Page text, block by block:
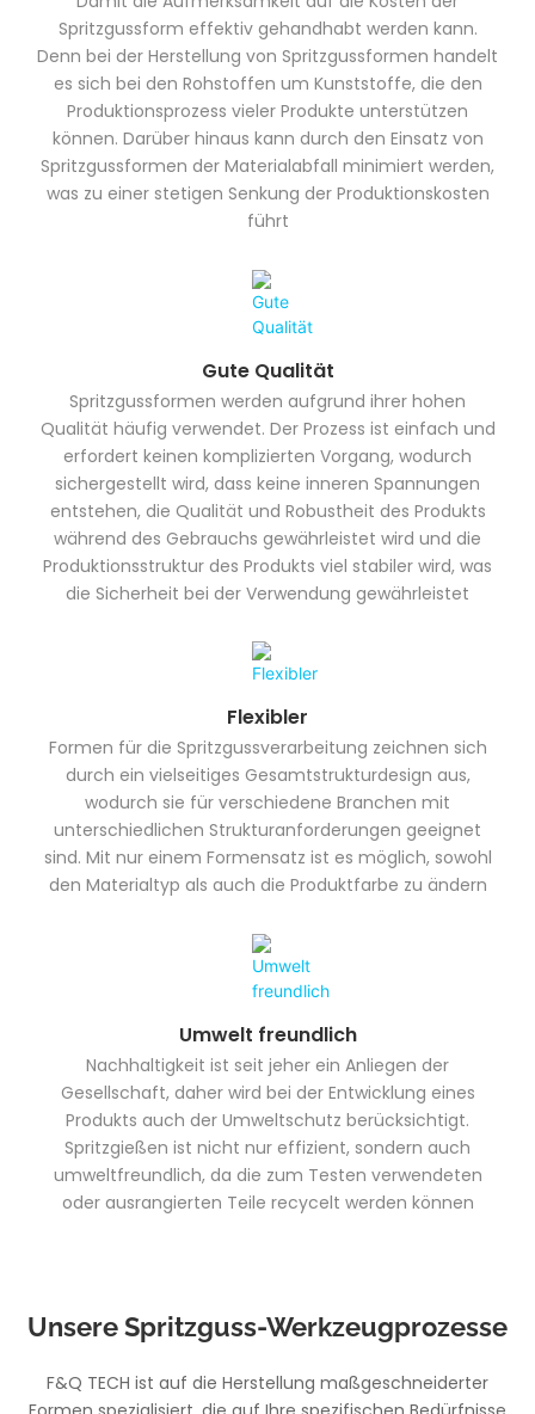
Spritzgussform effektiv gehandhabt werden kann.
Denn bei der Herstellung von Spritzgussformen handelt
es sich bei den Rohstoffen um Kunststoffe, die den
Produktionsprozess vieler Produkte unterstützen
können. Darüber hinaus kann durch den Einsatz von
Spritzgussformen der Materialabfall minimiert werden,
was zu einer stetigen Senkung der Produktionskosten
führt
Gute Qualität
Spritzgussformen werden aufgrund ihrer hohen
Qualität häufig verwendet. Der Prozess ist einfach und
erfordert keinen komplizierten Vorgang, wodurch
sichergestellt wird, dass keine inneren Spannungen
entstehen, die Qualität und Robustheit des Produkts
während des Gebrauchs gewährleistet wird und die
Produktionsstruktur des Produkts viel stabiler wird, was
die Sicherheit bei der Verwendung gewährleistet
Flexibler
Formen für die Spritzgussverarbeitung zeichnen sich
durch ein vielseitiges Gesamtstrukturdesign aus,
wodurch sie für verschiedene Branchen mit
unterschiedlichen Strukturanforderungen geeignet
sind. Mit nur einem Formensatz ist es möglich, sowohl
den Materialtyp als auch die Produktfarbe zu ändern
Umwelt freundlich
Nachhaltigkeit ist seit jeher ein Anliegen der
Gesellschaft, daher wird bei der Entwicklung eines
Produkts auch der Umweltschutz berücksichtigt.
Spritzgießen ist nicht nur effizient, sondern auch
umweltfreundlich, da die zum Testen verwendeten
oder ausrangierten Teile recycelt werden können
Unsere Spritzguss-Werkzeugprozesse
F&Q TECH ist auf die Herstellung maßgeschneiderter